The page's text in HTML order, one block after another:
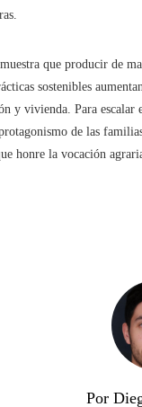
que producir de
sostenibles
y vivienda. Para
de las
honre la vocación
Por